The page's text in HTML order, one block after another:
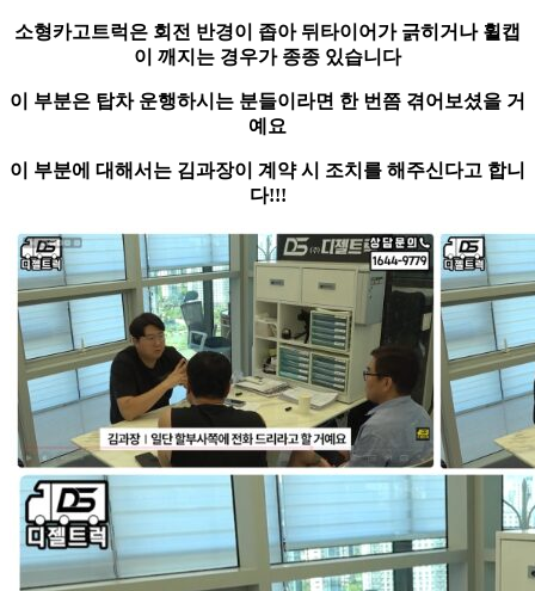
소형카고트럭은 회전 반경이 좁아 뒤타이어가 긁히거나 휠캡
이 깨지는 경우가 종종 있습니다
이 부분은 탑차 운행하시는 분들이라면 한 번쯤 겪어보셨을 거
예요
이 부분에 대해서는 김과장이 계약 시 조치 를 해주신다고 합니
다!!!